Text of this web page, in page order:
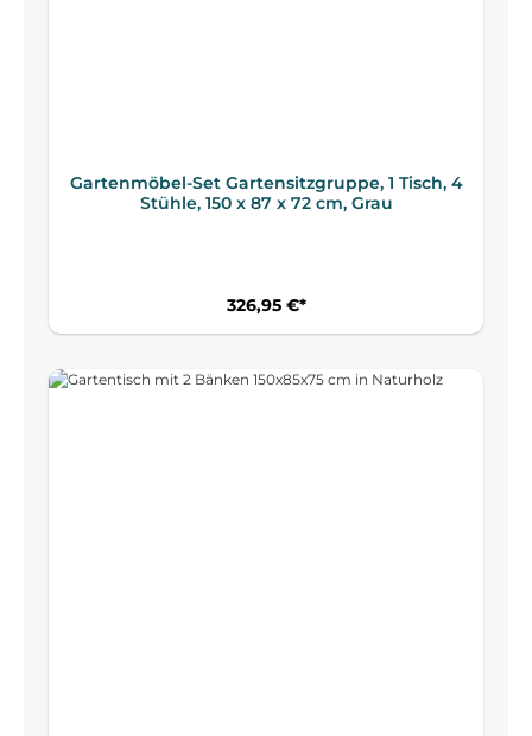
Gartenmöbel-Set Gartensitzgruppe, 1 Tisch, 4
Stühle, 150 x 87 x 72 cm, Grau
326,95 €*